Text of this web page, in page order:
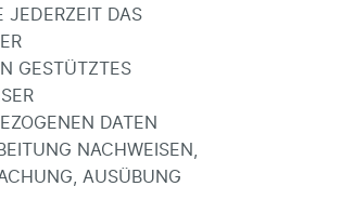
JEDERZEIT DAS
GESTÜTZTES
DATEN
NACHWEISEN,
AUSÜBUNG